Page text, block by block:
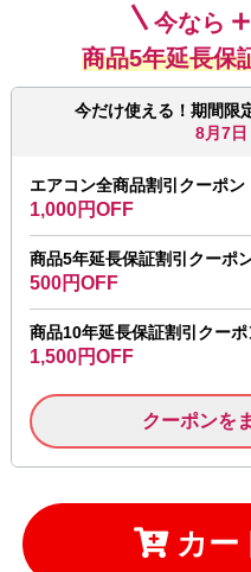
今なら
商品5年延長保
今だけ使える！期間限
8月7
エアコン全商品割引クーポン
1,000円OFF
商品5年延長保証割引クーポ
500円OFF
商品10年延長保証割引クーポ
1,500円OFF
クーポンを
カー